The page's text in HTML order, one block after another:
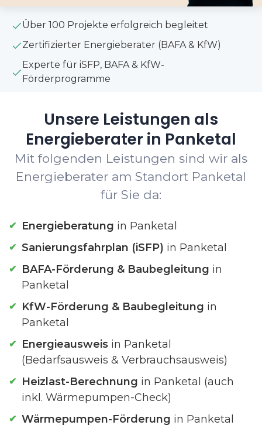
Über 100 Projekte erfolgreich begleitet
Zertifizierter Energieberater (BAFA & KfW)
Experte für iSFP, BAFA & KfW-
Förderprogramme
Unsere Leistungen als
Energieberater in Panketal
Mit folgenden Leistungen sind wir als
Energieberater am Standort Panketal
für Sie da:
Energieberatung in Panketal
Sanierungsfahrplan (iSFP) in Panketal
BAFA-Förderung & Baubegleitung in
Panketal
KfW-Förderung & Baubegleitung in
Panketal
Energieausweis in Panketal
(Bedarfsausweis & Verbrauchsausweis)
Heizlast-Berechnung in Panketal (auch
inkl. Wärmepumpen-Check)
Wärmepumpen-Förderung in Panketal